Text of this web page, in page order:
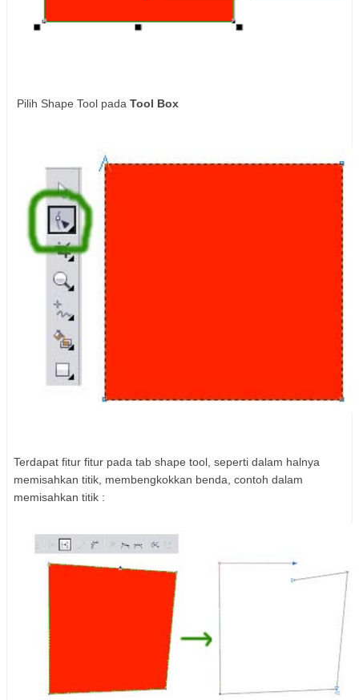
Pilih Shape Tool pada Tool Box
Terdapat fitur fitur pada tab shape tool, seperti dalam halnya
memisahkan titik, membengkokkan benda, contoh dalam
memisahkan titik :